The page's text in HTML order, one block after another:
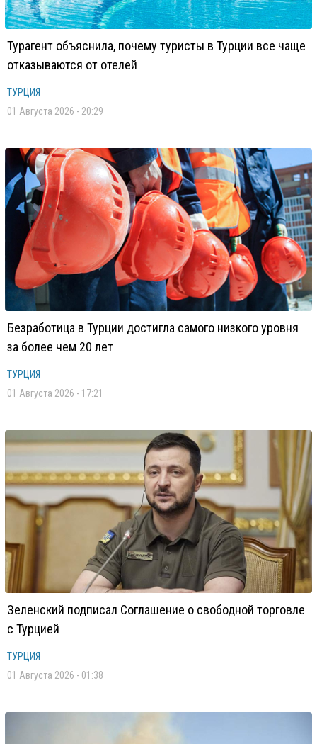
Турагент объяснила, почему туристы в Турции все чаще
отказываются от отелей
ТУРЦИЯ
01 Августа 2026 - 20:29
Безработица в Турции достигла самого низкого уровня
за более чем 20 лет
ТУРЦИЯ
01 Августа 2026 - 17:21
Зеленский подписал Соглашение о свободной торговле
с Турцией
ТУРЦИЯ
01 Августа 2026 - 01:38